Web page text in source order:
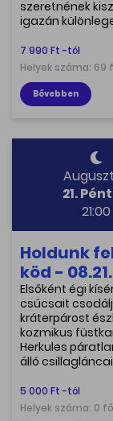
szeretnének
igazán
7 990 Ft -tól
Helyek száma: 69
Bővebben
21.
21:00
Holdunk
köd - 08.21.
Elsőként égi
csúcsait
kráterpárost
kozmikus
Herkules
álló
5 000 Ft -tól
Helyek száma: 0 fő